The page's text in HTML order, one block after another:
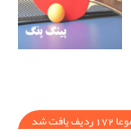
یافت شد